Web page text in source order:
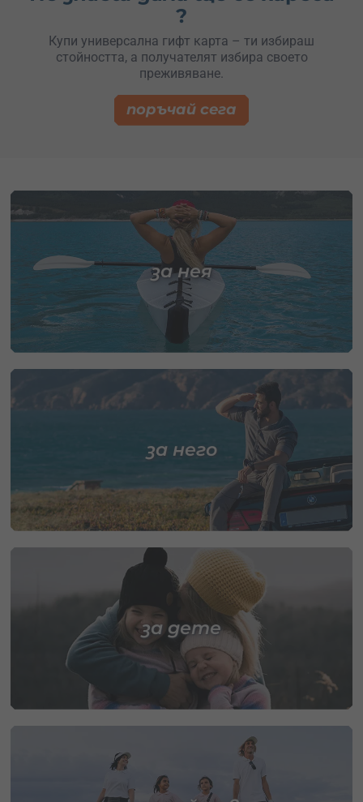
?
Купи универсална гифт карта – ти избираш
стойността, а получателят избира своето
преживяване.
поръчай сега
за нея
за него
за дете